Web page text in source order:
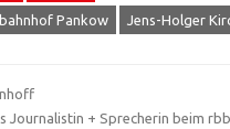
Pankow Jens-Holger
Journalistin + Sprecherin beim